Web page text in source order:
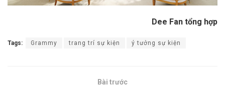
Dee Fan tổng hợp
Tags: Grammy trang trí sự kiện ý tưởng sự kiện
Bài trước